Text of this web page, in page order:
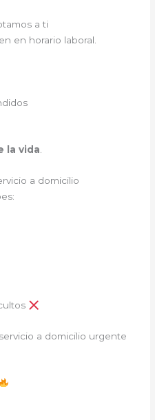
a ti
en horario laboral.
la vida
a domicilio
a domicilio urgente